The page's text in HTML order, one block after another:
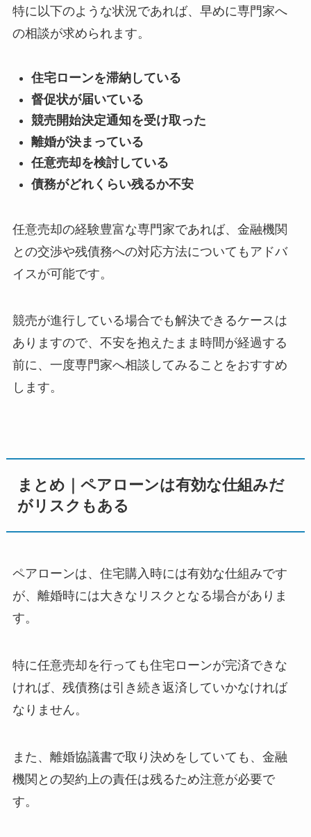
特に以下のような状況であれば、早めに専門家へ
の相談が求められます。
住宅ローンを滞納している
督促状が届いている
競売開始決定通知を受け取った
離婚が決まっている
任意売却を検討している
債務がどれくらい残るか不安
任意売却の経験豊富な専門家であれば、金融機関
との交渉や残債務への対応方法についてもアドバ
イスが可能です。
競売が進行している場合でも解決できるケースは
ありますので、不安を抱えたまま時間が経過する
前に、一度専門家へ相談してみることをおすすめ
します。
まとめ｜ペアローンは有効な仕組みだ
がリスクもある
ペアローンは、住宅購入時には有効な仕組みです
が、離婚時には大きなリスクとなる場合がありま
す。
特に任意売却を行っても住宅ローンが完済できな
ければ、残債務は引き続き返済していかなければ
なりません。
また、離婚協議書で取り決めをしていても、金融
機関との契約上の責任は残るため注意が必要で
す。